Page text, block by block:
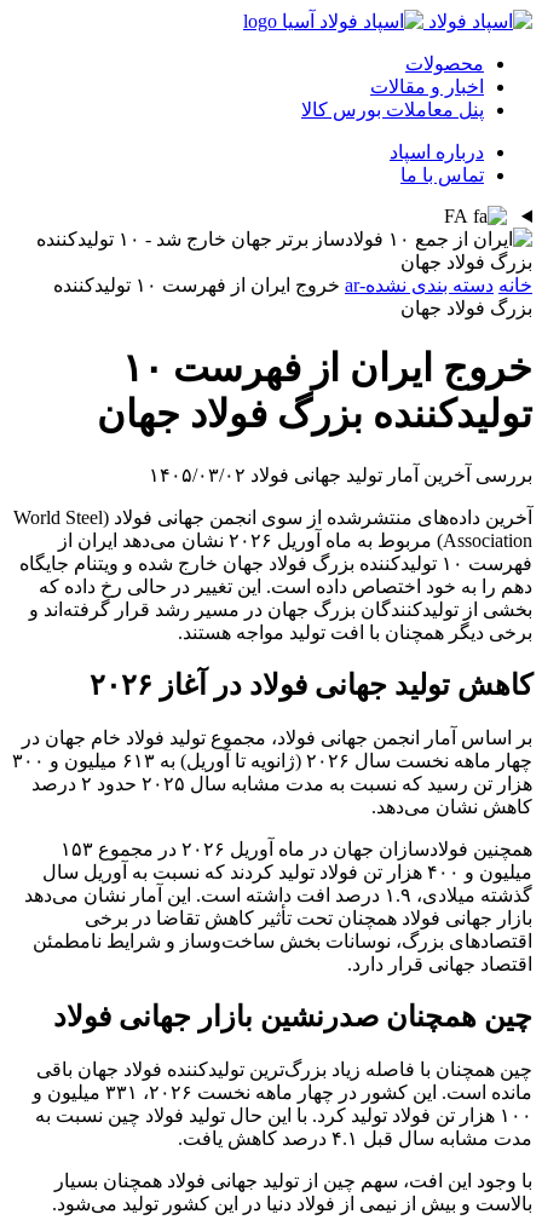
محصولات
اخبار و مقالات
پنل معاملات بورس کالا
درباره اسپاد
تماس با ما
FA
خانه دسته بندی نشده-ar
خروج ایران از فهرست ۱۰ تولیدکننده
بزرگ فولاد جهان
خروج ایران از فهرست ۱۰
تولیدکننده بزرگ فولاد جهان
بررسی آخرین آمار تولید جهانی فولاد ۱۴۰۵/۰۳/۰۲
آخرین داده‌های منتشرشده از سوی انجمن جهانی فولاد (World Steel
Association) مربوط به ماه آوریل ۲۰۲۶ نشان می‌دهد ایران از
فهرست ۱۰ تولیدکننده بزرگ فولاد جهان خارج شده و ویتنام جایگاه
دهم را به خود اختصاص داده است. این تغییر در حالی رخ داده که
بخشی از تولیدکنندگان بزرگ جهان در مسیر رشد قرار گرفته‌اند و
برخی دیگر همچنان با افت تولید مواجه هستند.
کاهش تولید جهانی فولاد در آغاز ۲۰۲۶
بر اساس آمار انجمن جهانی فولاد، مجموع تولید فولاد خام جهان در
چهار ماهه نخست سال ۲۰۲۶ (ژانویه تا آوریل) به ۶۱۳ میلیون و ۳۰۰
هزار تن رسید که نسبت به مدت مشابه سال ۲۰۲۵ حدود ۲ درصد
کاهش نشان می‌دهد.
همچنین فولادسازان جهان در ماه آوریل ۲۰۲۶ در مجموع ۱۵۳
میلیون و ۴۰۰ هزار تن فولاد تولید کردند که نسبت به آوریل سال
گذشته میلادی، ۱.۹ درصد افت داشته است. این آمار نشان می‌دهد
بازار جهانی فولاد همچنان تحت تأثیر کاهش تقاضا در برخی
اقتصادهای بزرگ، نوسانات بخش ساخت‌وساز و شرایط نامطمئن
اقتصاد جهانی قرار دارد.
چین همچنان صدرنشین بازار جهانی فولاد
چین همچنان با فاصله زیاد بزرگ‌ترین تولیدکننده فولاد جهان باقی
مانده است. این کشور در چهار ماهه نخست ۲۰۲۶، ۳۳۱ میلیون و
۱۰۰ هزار تن فولاد تولید کرد. با این حال تولید فولاد چین نسبت به
مدت مشابه سال قبل ۴.۱ درصد کاهش یافت.
با وجود این افت، سهم چین از تولید جهانی فولاد همچنان بسیار
بالاست و بیش از نیمی از فولاد دنیا در این کشور تولید می‌شود.